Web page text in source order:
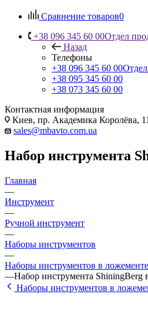
Сравнение товаров0
+38 096 345 60 00Отдел
Назад
Телефоны
+38 096 345 60 00
+38 095 345 60 00
+38 073 345 60 00
Контактная информация
Киев, пр. Академика Королёва, 11
sales@mbavto.com.ua
Набор инструмента
Главная
—
Инструмент
—
Ручной инструмент
—
Наборы инструментов
—
Наборы инструментов в ложементе
—Набор инструмента ShiningBerg
Наборы инструментов в